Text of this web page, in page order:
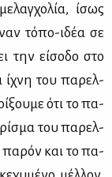
ίσως
τό­πο-ιδέα σε
την εί­σο­δο στο
του πα­ρελ­
ότι το πα­
του πα­ρελ­
πα­ρόν και το πα­